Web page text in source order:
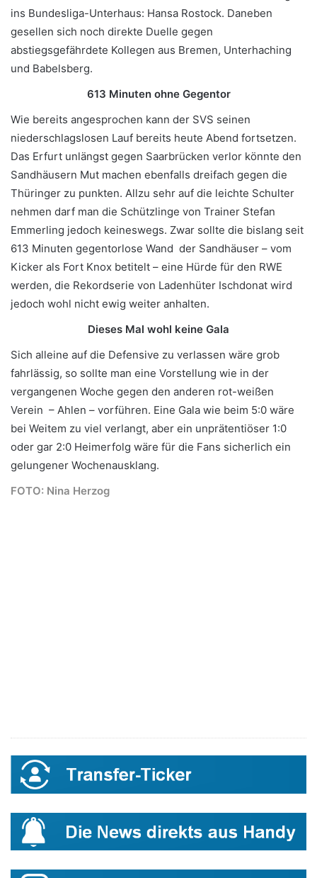
ins Bundesliga-Unterhaus: Hansa Rostock. Daneben
gesellen sich noch direkte Duelle gegen
abstiegsgefährdete Kollegen aus Bremen, Unterhaching
und Babelsberg.
613 Minuten ohne Gegentor
Wie bereits angesprochen kann der SVS seinen
niederschlagslosen Lauf bereits heute Abend fortsetzen.
Das Erfurt unlängst gegen Saarbrücken verlor könnte den
Sandhäusern Mut machen ebenfalls dreifach gegen die
Thüringer zu punkten. Allzu sehr auf die leichte Schulter
nehmen darf man die Schützlinge von Trainer Stefan
Emmerling jedoch keineswegs. Zwar sollte die bislang seit
613 Minuten gegentorlose Wand der Sandhäuser – vom
Kicker als Fort Knox betitelt – eine Hürde für den RWE
werden, die Rekordserie von Ladenhüter Ischdonat wird
jedoch wohl nicht ewig weiter anhalten.
Dieses Mal wohl keine Gala
Sich alleine auf die Defensive zu verlassen wäre grob
fahrlässig, so sollte man eine Vorstellung wie in der
vergangenen Woche gegen den anderen rot-weißen
Verein – Ahlen – vorführen. Eine Gala wie beim 5:0 wäre
bei Weitem zu viel verlangt, aber ein unprätentiöser 1:0
oder gar 2:0 Heimerfolg wäre für die Fans sicherlich ein
gelungener Wochenausklang.
FOTO: Nina Herzog